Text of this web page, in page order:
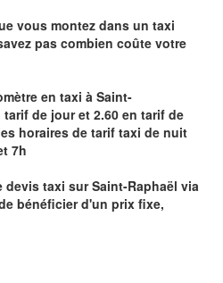
vous montez dans un taxi
pas combien coûte votre
en taxi à Saint-
tarif de jour et 2.60 en tarif de
horaires de tarif taxi de nuit
7h
devis taxi surSaint-Raphaël via
bénéficier d'un prix fixe,